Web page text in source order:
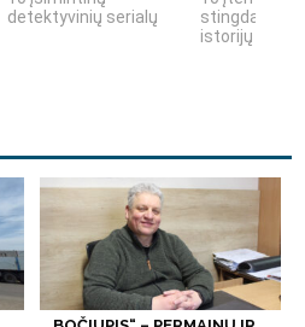
detektyvinių serialų
stingdančių
istorijų